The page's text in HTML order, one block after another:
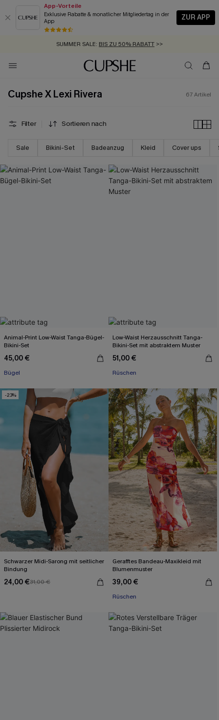
App-Vorteile
Exklusive Rabatte & monatlicher Mitgliedertag in der
App
ZUR APP
GRATIS MASSBAND MIT JEDEM SCHNELLVERSAND-ARTIKEL >>
SUMMER SALE:
ZUM NEWSLETTER:BIS ZU -20% EXTRA ERHALTEN
KOSTENLOSER VERSAND AB 89 €
Cupshe X Lexi Rivera 67Artikel
Filter Sortieren nach
Sale Bikini-Set Badeanzug Kleid Cover ups
Animal-Print Low-Waist Tanga-Bügel-
Bikini-Set
45,00 €
Bügel
Low-Waist Herzausschnitt Tanga-
Bikini-Set mit abstraktem Muster
51,00 €
Rüschen
-23%
Schwarzer Midi-Sarong mit seitlicher
Bindung
24,00 €31,00 €
Gerafftes Bandeau-Maxikleid mit
Blumenmuster
39,00 €
Rüschen